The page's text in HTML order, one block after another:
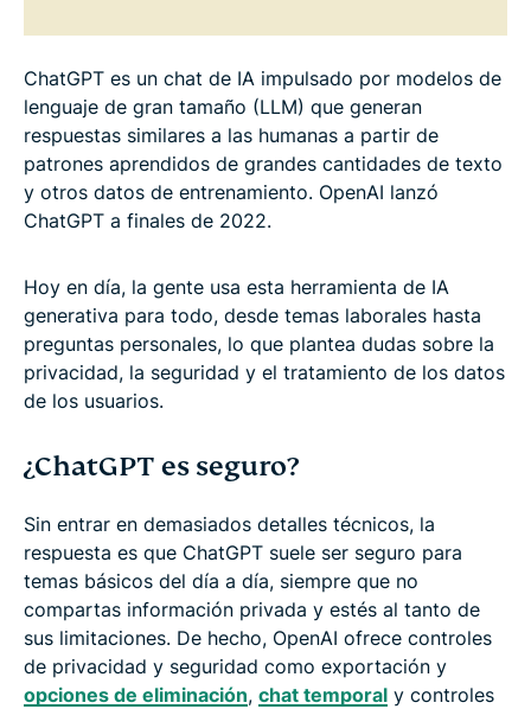
ChatGPT es un chat de IA impulsado por modelos de
lenguaje de gran tamaño (LLM) que generan
respuestas similares a las humanas a partir de
patrones aprendidos de grandes cantidades de texto
y otros datos de entrenamiento. OpenAI lanzó
ChatGPT a finales de 2022.
Hoy en día, la gente usa esta herramienta de IA
generativa para todo, desde temas laborales hasta
preguntas personales, lo que plantea dudas sobre la
privacidad, la seguridad y el tratamiento de los datos
de los usuarios.
¿ChatGPT es seguro?
Sin entrar en demasiados detalles técnicos, la
respuesta es que ChatGPT suele ser seguro para
temas básicos del día a día, siempre que no
compartas información privada y estés al tanto de
sus limitaciones. De hecho, OpenAI ofrece controles
de privacidad y seguridad como exportación y
opciones de eliminación, chat temporal y controles